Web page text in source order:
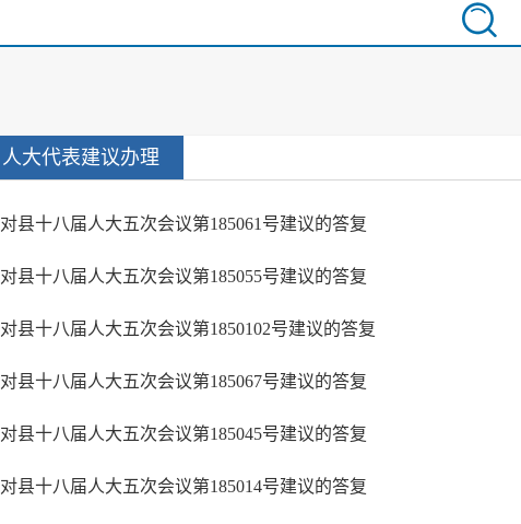
人大代表建议办理
对县十八届人大五次会议第185061号建议的答复
对县十八届人大五次会议第185055号建议的答复
对县十八届人大五次会议第1850102号建议的答复
对县十八届人大五次会议第185067号建议的答复
对县十八届人大五次会议第185045号建议的答复
对县十八届人大五次会议第185014号建议的答复